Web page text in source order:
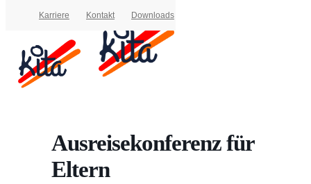
Karriere Kontakt Downloads
Ausreisekonferenz für
Eltern